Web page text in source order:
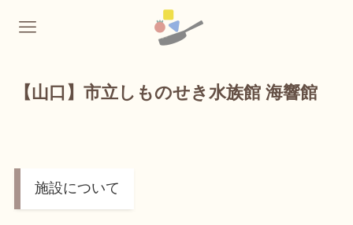
【山口】市立しものせき水族館 海響館
施設について